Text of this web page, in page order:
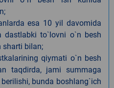
esa 10 yil davomida
to`lovni o`n besh
sharti bilan;
qiymati o`n besh
taqdirda, jami summaga
bunda boshlang`ich